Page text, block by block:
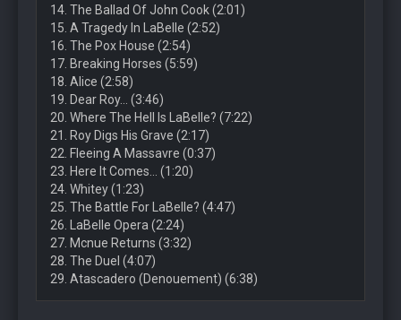
14. The Ballad Of John Cook (2:01)
15. A Tragedy In LaBelle (2:52)
16. The Pox House (2:54)
17. Breaking Horses (5:59)
18. Alice (2:58)
19. Dear Roy… (3:46)
20. Where The Hell Is LaBelle? (7:22)
21. Roy Digs His Grave (2:17)
22. Fleeing A Massavre (0:37)
23. Here It Comes… (1:20)
24. Whitey (1:23)
25. The Battle For LaBelle? (4:47)
26. LaBelle Opera (2:24)
27. Mcnue Returns (3:32)
28. The Duel (4:07)
29. Atascadero (Denouement) (6:38)